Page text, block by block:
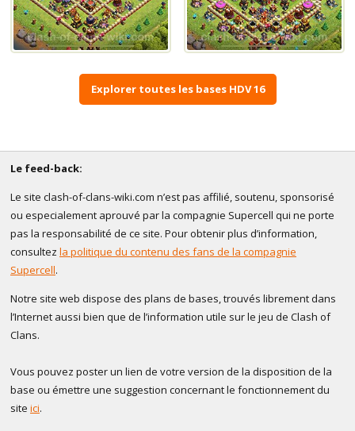
Explorer toutes les bases HDV 16
Le feed-back:
Le site clash-of-clans-wiki.com n’est pas affilié, soutenu, sponsorisé
ou especialement aprouvé par la compagnie Supercell qui ne porte
pas la responsabilité de ce site. Pour obtenir plus d’information,
consultez la politique du contenu des fans de la compagnie
Supercell.
Notre site web dispose des plans de bases, trouvés librement dans
l’Internet aussi bien que de l’information utile sur le jeu de Clash of
Clans.
Vous pouvez poster un lien de votre version de la disposition de la
base ou émettre une suggestion concernant le fonctionnement du
site ici.